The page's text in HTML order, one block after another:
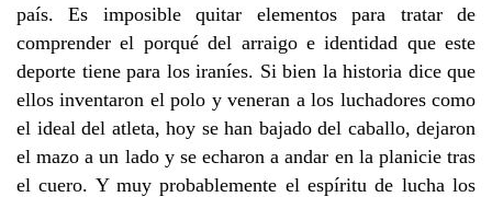
país. Es imposible quitar elementos para tratar de
comprender el porqué del arraigo e identidad que este
deporte tiene para los iraníes. Si bien la historia dice que
ellos inventaron el polo y veneran a los luchadores como
el ideal del atleta, hoy se han bajado del caballo, dejaron
el mazo a un lado y se echaron a andar en la planicie tras
el cuero. Y muy probablemente el espíritu de lucha los